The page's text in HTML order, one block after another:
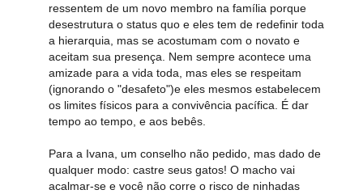
ressentem de um novo membro na família porque
desestrutura o status quo e eles tem de redefinir toda
a hierarquia, mas se acostumam com o novato e
aceitam sua presença. Nem sempre acontece uma
amizade para a vida toda, mas eles se respeitam
(ignorando o "desafeto")e eles mesmos estabelecem
os limites físicos para a convivência pacífica. É dar
tempo ao tempo, e aos bebês.
Para a Ivana, um conselho não pedido, mas dado de
qualquer modo: castre seus gatos! O macho vai
acalmar-se e você não corre o risco de ninhadas